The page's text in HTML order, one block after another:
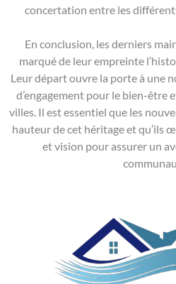
concertation entre les
En conclusion, les derniers
marqué de leur empreinte
Leur départ ouvre la porte à une
d’engagement pour le bien-être
villes. Il est essentiel que les
hauteur de cet héritage et qu’ils
et vision pour assurer un